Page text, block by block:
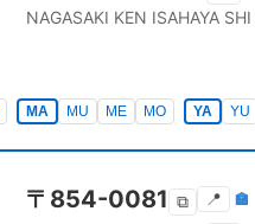
NAGASAKI KEN ISAHAYA SHI
MA MU ME MO YA YU
〒 854-0081 ⧉ 📍 🏣